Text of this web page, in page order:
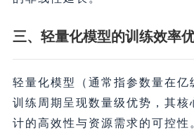
三、轻量化模型的训练效率
轻量化模型（通常指参数量在亿
训练周期呈现数量级优势，其核
计的高效性与资源需求的可控性